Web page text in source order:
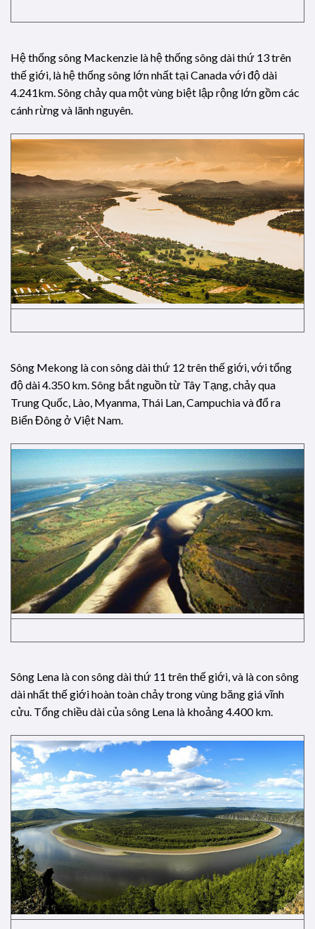
Hệ thống sông Mackenzie là hệ thống sông dài thứ 13 trên
thế giới, là hệ thống sông lớn nhất tại Canada với độ dài
4.241km. Sông chảy qua một vùng biệt lập rộng lớn gồm các
cánh rừng và lãnh nguyên.
Sông Mekong là con sông dài thứ 12 trên thế giới, với tổng
độ dài 4.350 km. Sông bắt nguồn từ Tây Tạng, chảy qua
Trung Quốc, Lào, Myanma, Thái Lan, Campuchia và đổ ra
Biển Đông ở Việt Nam.
Sông Lena là con sông dài thứ 11 trên thế giới, và là con sông
dài nhất thế giới hoàn toàn chảy trong vùng băng giá vĩnh
cửu. Tổng chiều dài của sông Lena là khoảng 4.400 km.